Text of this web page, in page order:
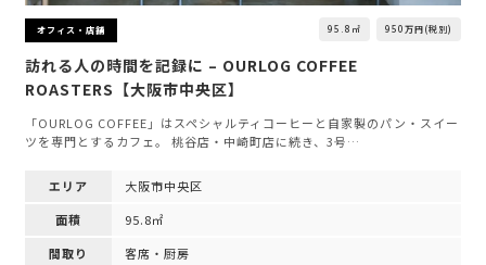
オフィス・店舗 95.8㎡ 950万円(税別)
訪れる人の時間を記録に – OURLOG COFFEE
ROASTERS【大阪市中央区】
「OURLOG COFFEE」はスペシャルティコーヒーと自家製のパン・スイー
ツを専門とするカフェ。 桃谷店・中崎町店に続き、3号…
エリア
大阪市中央区
面積
95.8㎡
間取り
客席・厨房